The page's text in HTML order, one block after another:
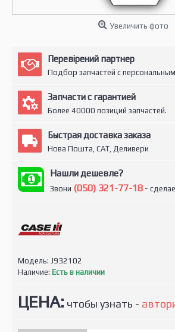
Увеличить фото
Перевірений партнер
Подбор запчастей с
Запчасти с гарантией
Более 40000 позиций запчастей.
Быстрая доставка заказа
Нова Пошта, САТ, Деливери
Нашли дешевле?
Звони (050) 321-77-18 -
Модель: J932102
Наличие: Есть в наличии
ЦЕНА: чтобы узнать -